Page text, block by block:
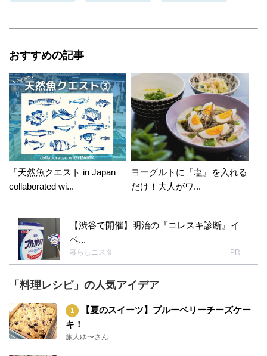
ありがとうございます♪ おにぎらずって簡単だ
し美味しいけれど そのままでは何だか物足りな
くて...笑 1からキャラ弁作るよりも簡単だし ワ
ンハンドなのは出先でも お子さまでも食べやす
いと思うので 是非試してみて下さい(＊´ㅂ`＊)♥
おすすめの記事
「天然魚クエスト in Japan
collaborated wi...
ヨーグルトに『塩』を入れる
だけ！大人がワ...
【渋谷で開催】明治の『コレスキ診断』イ
ベ...
暮らしニスタ PR
「料理レシピ」の人気アイデア
【夏のスイーツ】ブルーベリーチーズケー
キ！
旅人ゆ〜さん